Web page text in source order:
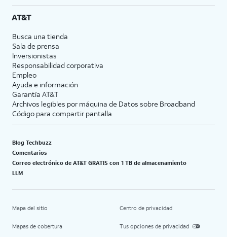
AT&T
Busca una tienda
Sala de prensa
Inversionistas
Responsabilidad corporativa
Empleo
Ayuda e información
Garantía AT&T
Archivos legibles por máquina de Datos sobre Broadband
Código para compartir pantalla
Blog Techbuzz
Comentarios
Correo electrónico de AT&T GRATIS con 1 TB de almacenamiento
LLM
Mapa del sitio
Mapas de cobertura
Centro de privacidad
Tus opciones de privacidad